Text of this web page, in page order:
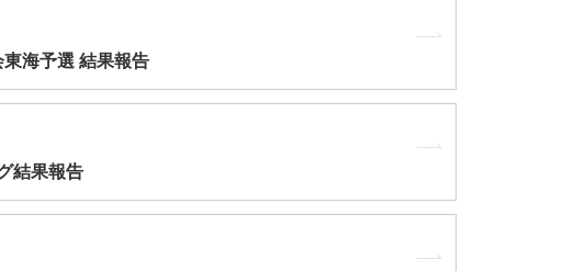
海予選 結果報告
結果報告